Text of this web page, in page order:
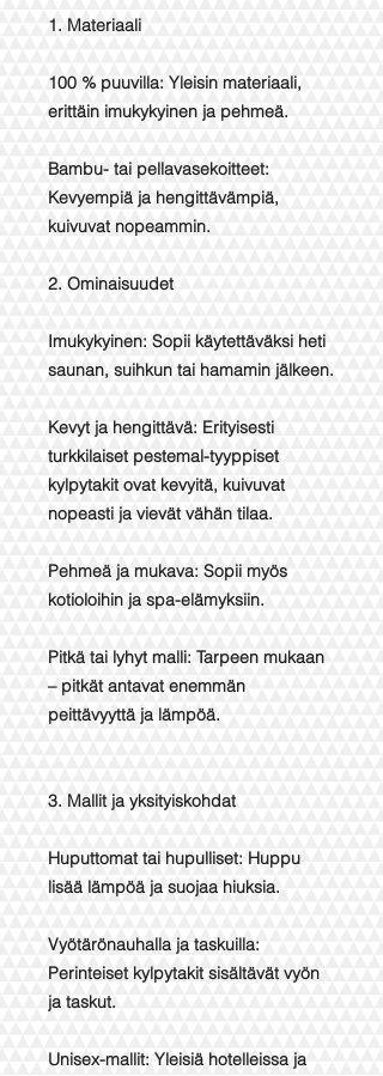
1. Materiaali
100 % puuvilla: Yleisin materiaali,
erittäin imukykyinen ja pehmeä.
Bambu- tai pellavasekoitteet:
Kevyempiä ja hengittävämpiä,
kuivuvat nopeammin.
2. Ominaisuudet
Imukykyinen: Sopii käytettäväksi heti
saunan, suihkun tai hamamin jälkeen.
Kevyt ja hengittävä: Erityisesti
turkkilaiset pestemal-tyyppiset
kylpytakit ovat kevyitä, kuivuvat
nopeasti ja vievät vähän tilaa.
Pehmeä ja mukava: Sopii myös
kotioloihin ja spa-elämyksiin.
Pitkä tai lyhyt malli: Tarpeen mukaan
– pitkät antavat enemmän
peittävyyttä ja lämpöä.
3. Mallit ja yksityiskohdat
Huputtomat tai hupulliset: Huppu
lisää lämpöä ja suojaa hiuksia.
Vyötärönauhalla ja taskuilla:
Perinteiset kylpytakit sisältävät vyön
ja taskut.
Unisex-mallit: Yleisiä hotelleissa ja